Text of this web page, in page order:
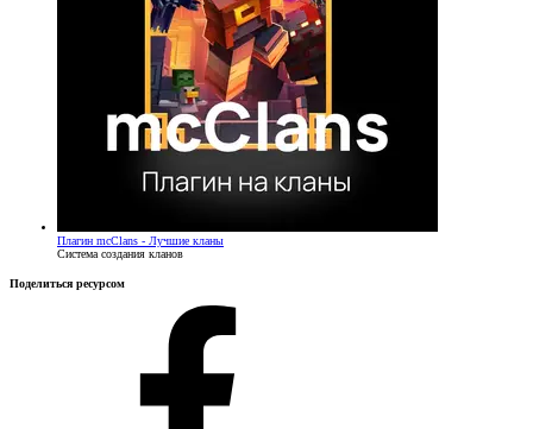
Плагин mcClans - Лучшие кланы
Система создания кланов
Поделиться ресурсом